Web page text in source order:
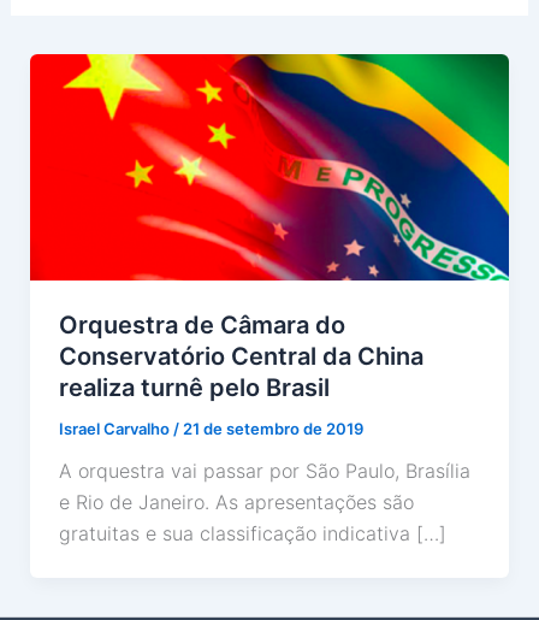
Orquestra de Câmara do
Conservatório Central da China
realiza turnê pelo Brasil
Israel Carvalho / 21 de setembro de 2019
A orquestra vai passar por São Paulo, Brasília
e Rio de Janeiro. As apresentações são
gratuitas e sua classificação indicativa […]